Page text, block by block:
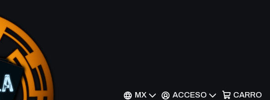
MX ACCESO CARRO
Soul - ANPR-EN077 -